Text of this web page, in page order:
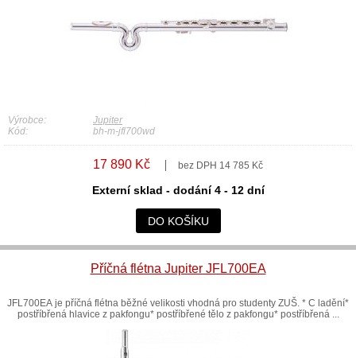
Výrobce:
Jupiter
Kód:
bh-m-jfl700wd
17 890 Kč bez DPH 14 785 Kč
Externí sklad - dodání 4 - 12 dní
DO KOŠÍKU
Příčná flétna Jupiter JFL700EA
JFL700EA je příčná flétna běžné velikosti vhodná pro studenty ZUŠ. * C ladění*
postříbřená hlavice z pakfongu* postříbřené tělo z pakfongu* postříbřená ...